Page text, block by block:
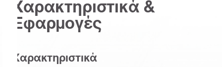
Χαρακτηριστικά &
Εφαρμογές
Χαρακτηριστικά